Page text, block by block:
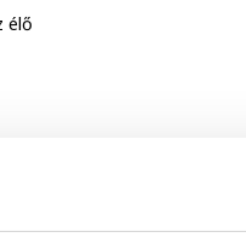
élő